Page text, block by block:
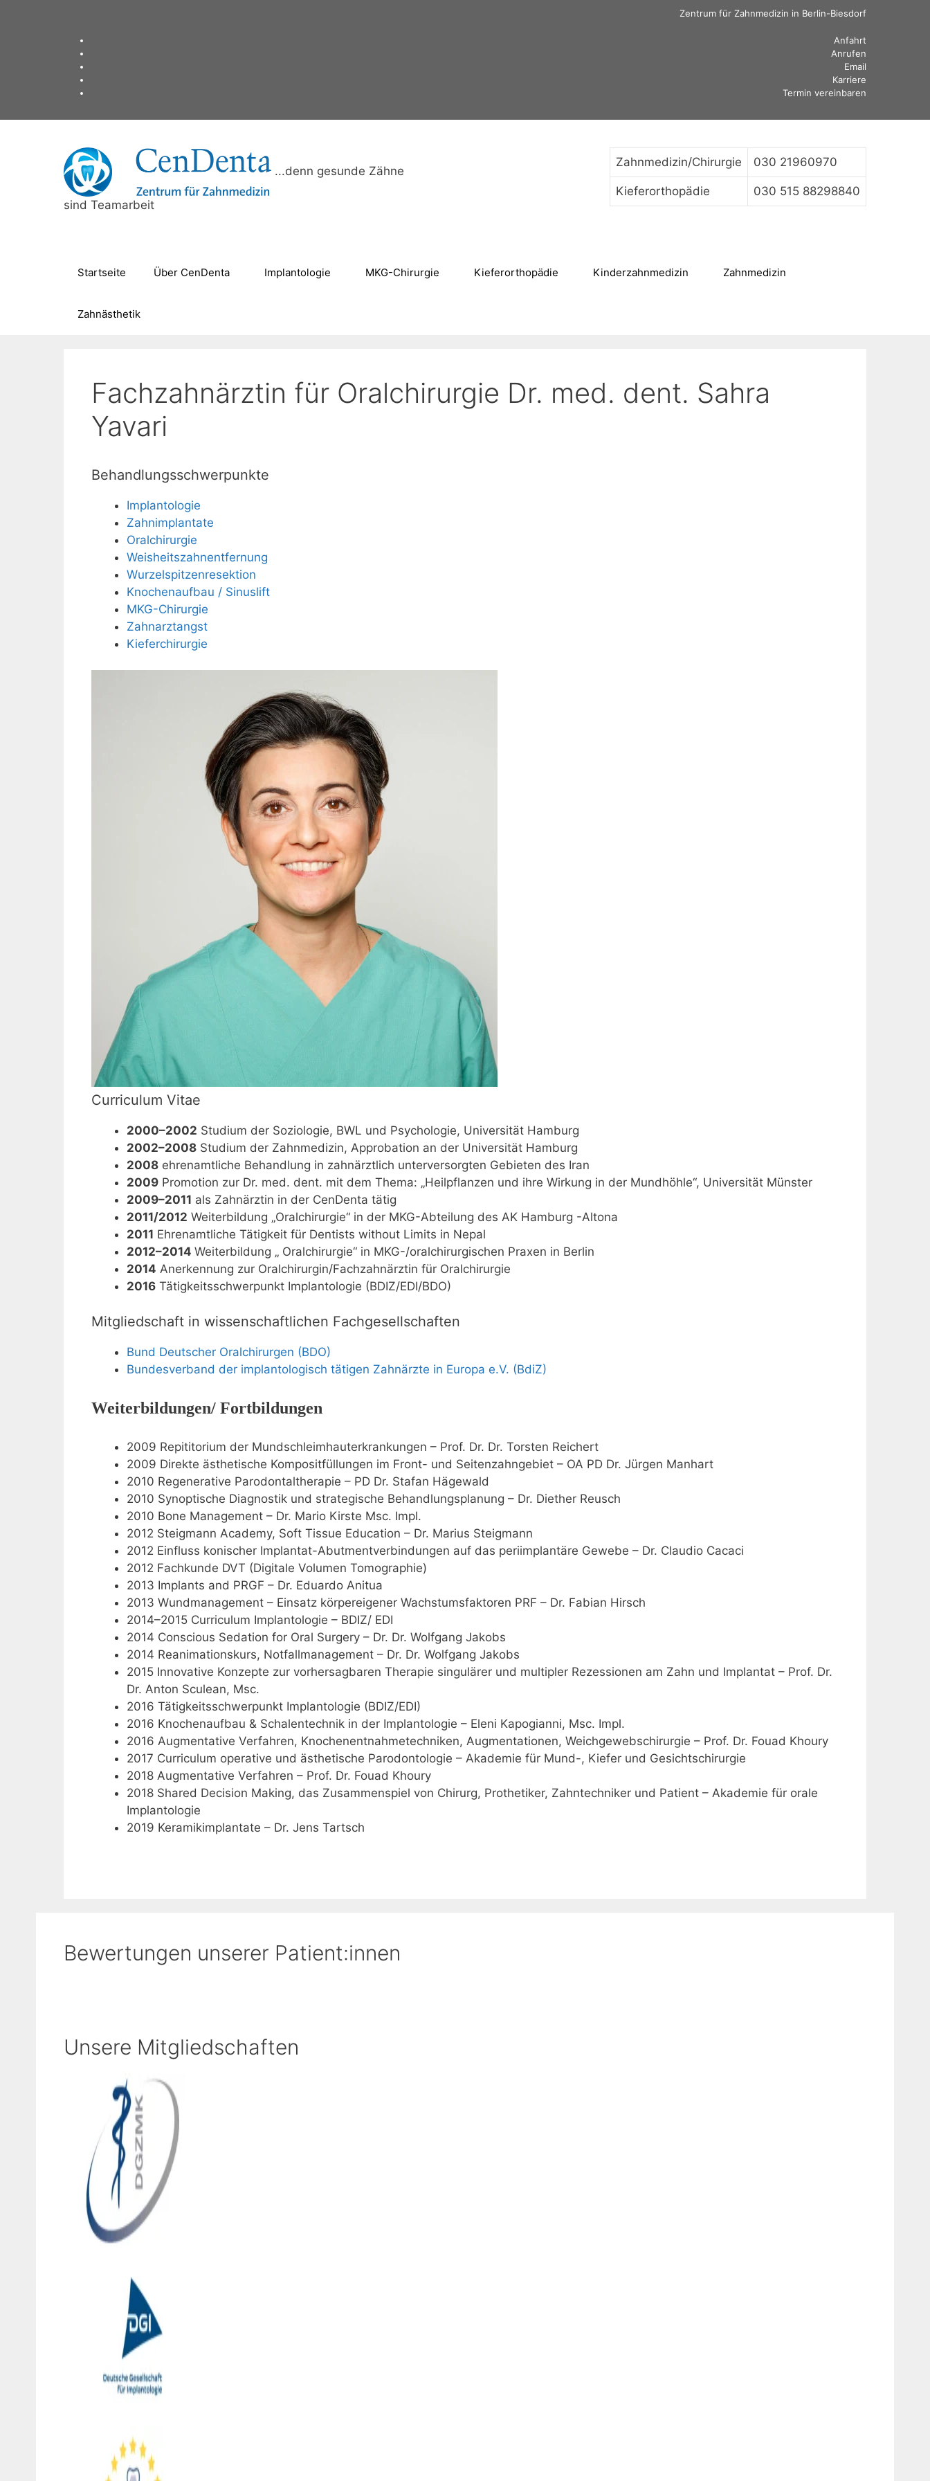
Zentrum für Zahnmedizin in Berlin-Biesdorf
Anfahrt
Anrufen
Email
Karriere
Termin vereinbaren
Zahnmedizin/Chirurgie 030 21960970
Kieferorthopädie 030 515 88298840
...denn gesunde Zähne
sind Teamarbeit
Startseite Über CenDenta Implantologie MKG-Chirurgie Kieferorthopädie Kinderzahnmedizin Zahnmedizin
Zahnästhetik
Fachzahnärztin für Oralchirurgie Dr. med. dent. Sahra
Yavari
Behandlungsschwerpunkte
Implantologie
Zahnimplantate
Oralchirurgie
Weisheitszahn­entfernung
Wurzelspitzenresektion
Knochenaufbau / Sinuslift
MKG-Chirurgie
Zahnarztangst
Kieferchirurgie
Curriculum Vitae
2000–2002 Studium der Soziologie, BWL und Psychologie, Universität Hamburg
2002–2008 Studium der Zahnmedizin, Approbation an der Universität Hamburg
2008 ehrenamtliche Behandlung in zahnärztlich unterversorgten Gebieten des Iran
2009 Promotion zur Dr. med. dent. mit dem Thema: „Heilpflanzen und ihre Wirkung in der Mundhöhle“, Universität Münster
2009–2011 als Zahnärztin in der CenDenta tätig
2011/2012 Weiterbildung „Oralchirurgie“ in der MKG-Abteilung des AK Hamburg -Altona
2011 Ehrenamtliche Tätigkeit für Dentists without Limits in Nepal
2012–2014 Weiterbildung „ Oralchirurgie“ in MKG-/oralchirurgischen Praxen in Berlin
2014 Anerkennung zur Oralchirurgin/Fachzahnärztin für Oralchirurgie
2016 Tätigkeitsschwerpunkt Implantologie (BDIZ/EDI/BDO)
Mitgliedschaft in wissenschaftlichen Fachgesellschaften
Bund Deutscher Oralchirurgen (BDO)
Bundesverband der implantologisch tätigen Zahnärzte in Europa e.V. (BdiZ)
Weiterbildungen/ Fortbildungen
2009 Repititorium der Mundschleimhauterkrankungen – Prof. Dr. Dr. Torsten Reichert
2009 Direkte ästhetische Kompositfüllungen im Front- und Seitenzahngebiet – OA PD Dr. Jürgen Manhart
2010 Regenerative Parodontaltherapie – PD Dr. Stafan Hägewald
2010 Synoptische Diagnostik und strategische Behandlungsplanung – Dr. Diether Reusch
2010 Bone Management – Dr. Mario Kirste Msc. Impl.
2012 Steigmann Academy, Soft Tissue Education – Dr. Marius Steigmann
2012 Einfluss konischer Implantat-Abutmentverbindungen auf das periimplantäre Gewebe – Dr. Claudio Cacaci
2012 Fachkunde DVT (Digitale Volumen Tomographie)
2013 Implants and PRGF – Dr. Eduardo Anitua
2013 Wundmanagement – Einsatz körpereigener Wachstumsfaktoren PRF – Dr. Fabian Hirsch
2014–2015 Curriculum Implantologie – BDIZ/ EDI
2014 Conscious Sedation for Oral Surgery – Dr. Dr. Wolfgang Jakobs
2014 Reanimationskurs, Notfallmanagement – Dr. Dr. Wolfgang Jakobs
2015 Innovative Konzepte zur vorhersagbaren Therapie singulärer und multipler Rezessionen am Zahn und Implantat – Prof. Dr.
Dr. Anton Sculean, Msc.
2016 Tätigkeitsschwerpunkt Implantologie (BDIZ/EDI)
2016 Knochenaufbau & Schalentechnik in der Implantologie – Eleni Kapogianni, Msc. Impl.
2016 Augmentative Verfahren, Knochenentnahmetechniken, Augmentationen, Weichgewebschirurgie – Prof. Dr. Fouad Khoury
2017 Curriculum operative und ästhetische Parodontologie – Akademie für Mund-, Kiefer und Gesichtschirurgie
2018 Augmentative Verfahren – Prof. Dr. Fouad Khoury
2018 Shared Decision Making, das Zusammenspiel von Chirurg, Prothetiker, Zahntechniker und Patient – Akademie für orale
Implantologie
2019 Keramikimplantate – Dr. Jens Tartsch
Bewertungen unserer Patient:innen
Unsere Mitgliedschaften